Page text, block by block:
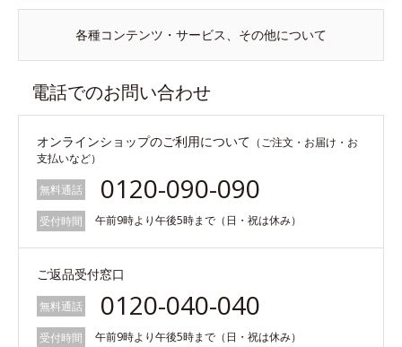
電話でのお問い合わせ
オンラインショップのご利用について （ご注文・お届け・お
支払いなど）
無料通話 0120-090-090
受付時間 午前9時より午後5時まで（日・祝は休み）
ご返品受付窓口
無料通話 0120-040-040
受付時間 午前9時より午後5時まで（日・祝は休み）
各種コンテンツ・サービス、その他について